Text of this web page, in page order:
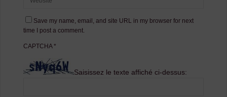
Save my name, email, and site URL in my browser for next
time I post a comment.
CAPTCHA*
Saisissez le texte affiché ci-dessus: